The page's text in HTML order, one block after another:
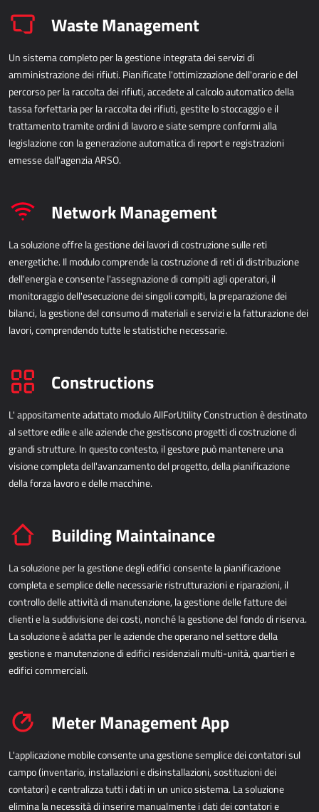
Power Attendance
INFRASTRUTTURA INFORMATICA
Microsoft Azure
Infrastruttura informatica
Infrastruttura del server
Infrastruttura della rete
Waste Management
Un sistema completo per la gestione integrata dei servizi di
amministrazione dei rifiuti. Pianificate l'ottimizzazione dell'orario e del
percorso per la raccolta dei rifiuti, accedete al calcolo automatico della
tassa forfettaria per la raccolta dei rifiuti, gestite lo stoccaggio e il
trattamento tramite ordini di lavoro e siate sempre conformi alla
legislazione con la generazione automatica di report e registrazioni
emesse dall'agenzia ARSO.
Network Management
La soluzione offre la gestione dei lavori di costruzione sulle reti
energetiche. Il modulo comprende la costruzione di reti di distribuzione
dell'energia e consente l'assegnazione di compiti agli operatori, il
monitoraggio dell'esecuzione dei singoli compiti, la preparazione dei
bilanci, la gestione del consumo di materiali e servizi e la fatturazione dei
lavori, comprendendo tutte le statistiche necessarie.
Constructions
L' appositamente adattato modulo AllForUtility Construction è destinato
al settore edile e alle aziende che gestiscono progetti di costruzione di
grandi strutture. In questo contesto, il gestore può mantenere una
visione completa dell'avanzamento del progetto, della pianificazione
della forza lavoro e delle macchine.
Building Maintainance
La soluzione per la gestione degli edifici consente la pianificazione
completa e semplice delle necessarie ristrutturazioni e riparazioni, il
controllo delle attività di manutenzione, la gestione delle fatture dei
clienti e la suddivisione dei costi, nonché la gestione del fondo di riserva.
La soluzione è adatta per le aziende che operano nel settore della
gestione e manutenzione di edifici residenziali multi-unità, quartieri e
edifici commerciali.
Meter Management App
L'applicazione mobile consente una gestione semplice dei contatori sul
campo (inventario, installazioni e disinstallazioni, sostituzioni dei
contatori) e centralizza tutti i dati in un unico sistema. La soluzione
elimina la necessità di inserire manualmente i dati dei contatori e